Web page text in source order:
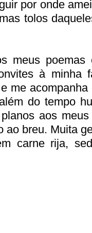
por onde
tolos
meus
à minha
me
do tempo
aos
ao breu. Muita
carne rija,